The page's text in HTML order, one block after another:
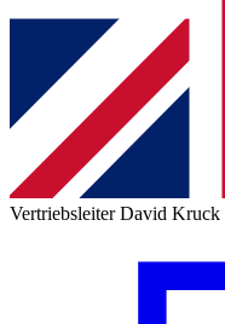
Vertriebsleiter David Kruck